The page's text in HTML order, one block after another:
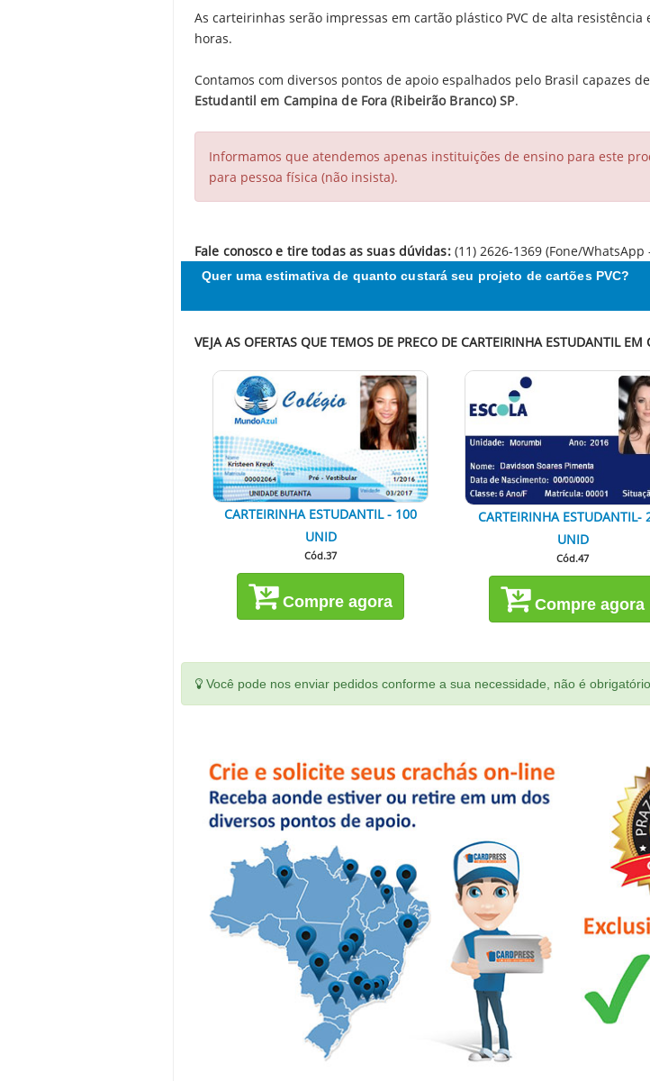
As carteirinhas serão impressas em cartão plástico PVC de alta
horas.
Contamos com diversos pontos de apoio espalhados pelo Brasil capazes
Estudantil em Campina de Fora (Ribeirão Branco) SP.
Informamos que atendemos apenas instituições de ensino para este
para pessoa física (não insista).
Fale conosco e tire todas as suas dúvidas: (11) 2626-1369 (Fone/
Quer uma estimativa de quanto custará seu projeto de cartões PVC?
VEJA AS OFERTAS QUE TEMOS DE PRECO DE CARTEIRINHA ESTUDANTIL
CARTEIRINHA ESTUDANTIL - 100
UNID
Cód.37
Compre agora
CARTEIRINHA ESTUDANTIL-
UNID
Cód.47
Compre agora
Você pode nos enviar pedidos conforme a sua necessidade, não é